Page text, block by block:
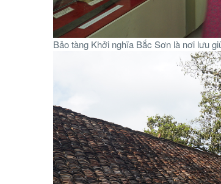
Bảo tàng Khởi nghĩa Bắc Sơn là nơi lưu